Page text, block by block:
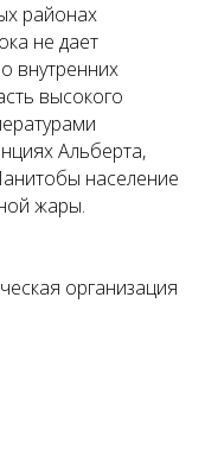
районах
не дает
внутренних
высокого
Альберта,
население
жары.
организация